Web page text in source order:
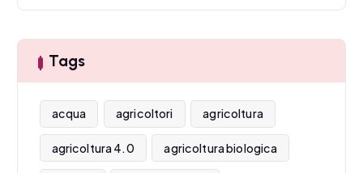
Tags
acqua agricoltori agricoltura
agricoltura 4.0 agricoltura biologica